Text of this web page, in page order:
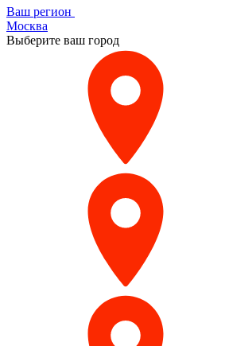
Ваш регион
Москва
Выберите ваш город